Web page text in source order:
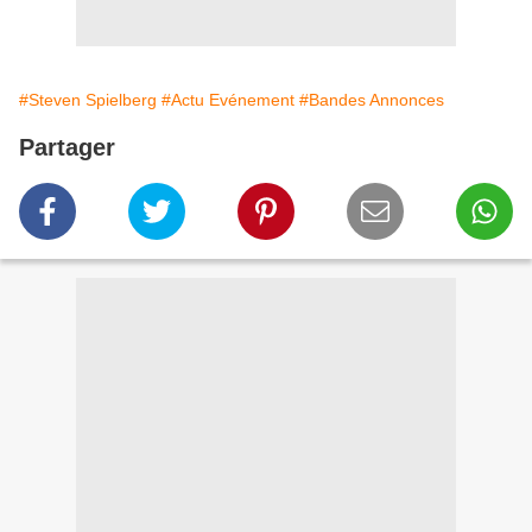
#Steven Spielberg #Actu Evénement #Bandes Annonces
Partager